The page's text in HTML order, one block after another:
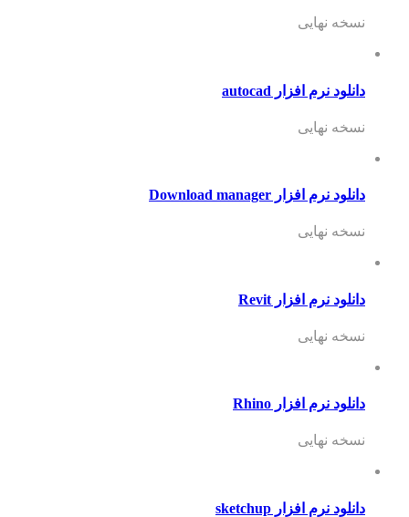
نسخه نهایی
دانلود نرم افزار autocad
نسخه نهایی
دانلود نرم افزار Download manager
نسخه نهایی
دانلود نرم افزار Revit
نسخه نهایی
دانلود نرم افزار Rhino
نسخه نهایی
دانلود نرم افزار sketchup